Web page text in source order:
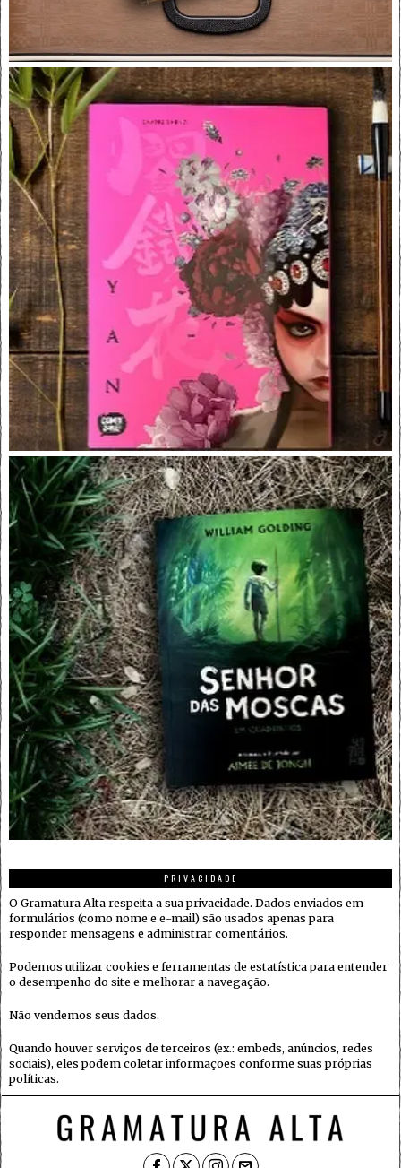
PRIVACIDADE
O Gramatura Alta respeita a sua privacidade. Dados enviados em
formulários (como nome e e-mail) são usados apenas para
responder mensagens e administrar comentários.
Podemos utilizar cookies e ferramentas de estatística para entender
o desempenho do site e melhorar a navegação.
Não vendemos seus dados.
Quando houver serviços de terceiros (ex.: embeds, anúncios, redes
sociais), eles podem coletar informações conforme suas próprias
políticas.